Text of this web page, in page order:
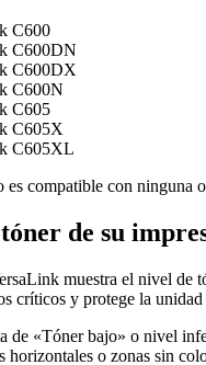
C600
C600DN
C600DX
C600N
C605
C605X
C605XL
compatible con
de su
muestra el nivel de
críticos y protege la
de «Tóner bajo» o nivel
horizontales o zonas sin